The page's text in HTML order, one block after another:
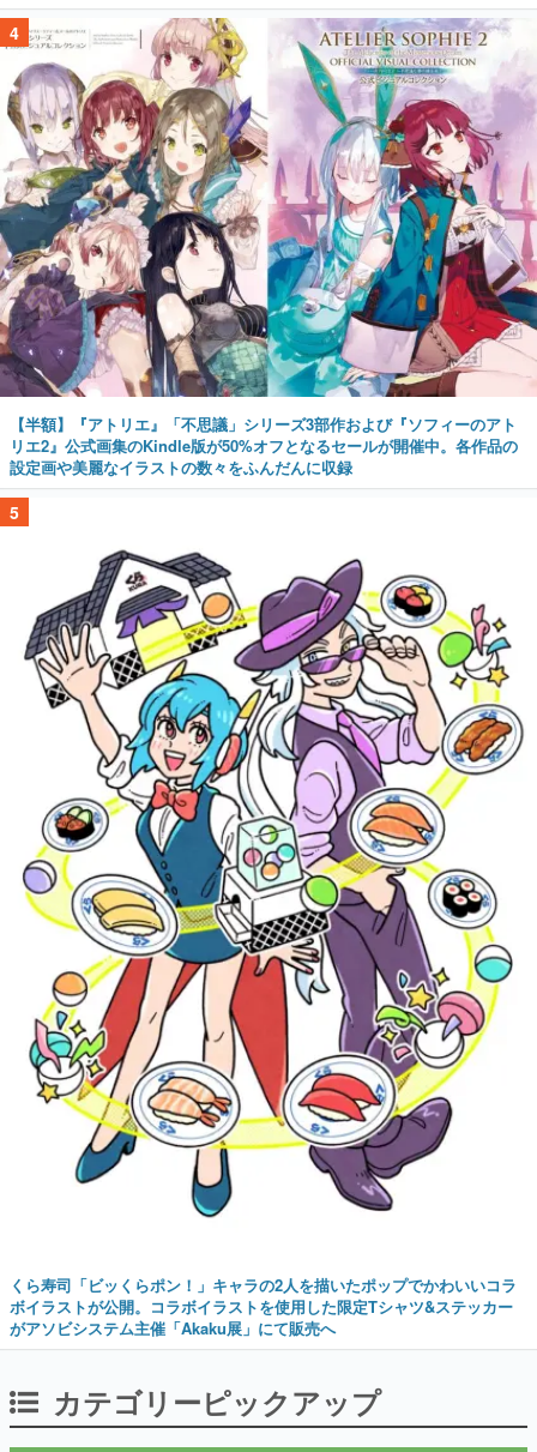
4
【半額】『アトリエ』「不思議」シリーズ3部作および『ソフィーのアト
リエ2』公式画集のKindle版が50%オフとなるセールが開催中。各作品の
設定画や美麗なイラストの数々をふんだんに収録
5
くら寿司「ビッくらポン！」キャラの2人を描いたポップでかわいいコラ
ボイラストが公開。コラボイラストを使用した限定Tシャツ&ステッカー
がアソビシステム主催「Akaku展」にて販売へ
カテゴリーピックアップ